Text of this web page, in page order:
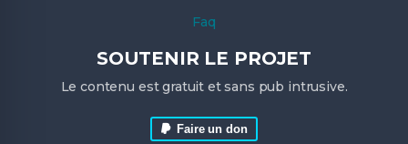
Faq
SOUTENIR LE PROJET
Le contenu est gratuit et sans pub intrusive.
Faire un don